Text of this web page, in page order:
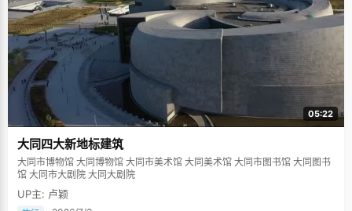
05:22
大同四大新地标建筑
大同市博物馆 大同博物馆 大同市美术馆 大同美术馆 大同市图书馆 大同图书
馆 大同市大剧院 大同大剧院
UP主: 卢颖